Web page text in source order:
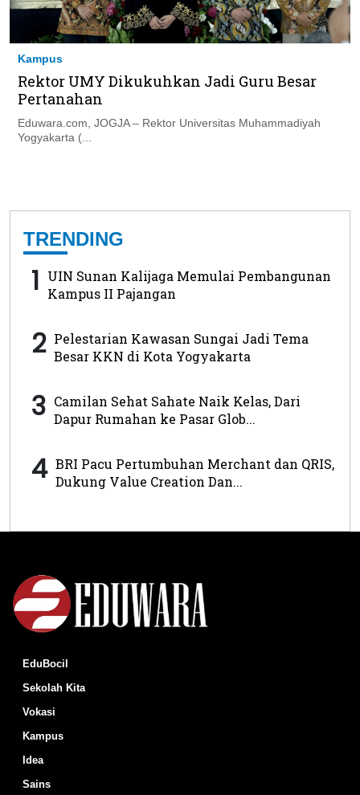
Kampus
Rektor UMY Dikukuhkan Jadi Guru Besar
Pertanahan
Eduwara.com, JOGJA – Rektor Universitas Muhammadiyah
Yogyakarta (...
TRENDING
1 UIN Sunan Kalijaga Memulai Pembangunan
Kampus II Pajangan
2 Pelestarian Kawasan Sungai Jadi Tema
Besar KKN di Kota Yogyakarta
3 Camilan Sehat Sahate Naik Kelas, Dari
Dapur Rumahan ke Pasar Glob...
4 BRI Pacu Pertumbuhan Merchant dan QRIS,
Dukung Value Creation Dan...
EduBocil
Sekolah Kita
Vokasi
Kampus
Idea
Sains